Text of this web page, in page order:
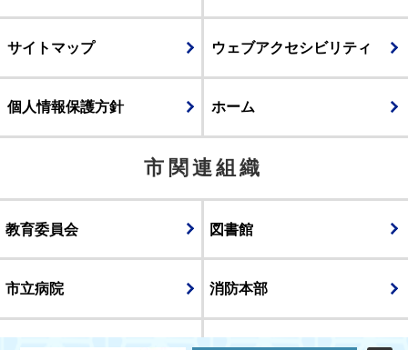
サイトマップ ウェブアクセシビリティ
個人情報保護方針 ホーム
市関連組織
教育委員会 図書館
市立病院 消防本部